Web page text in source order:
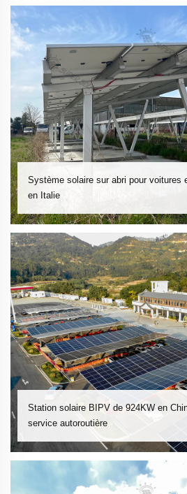
Système solaire sur abri pour voitures
en Italie
Station solaire BIPV de 924KW en
service autoroutière